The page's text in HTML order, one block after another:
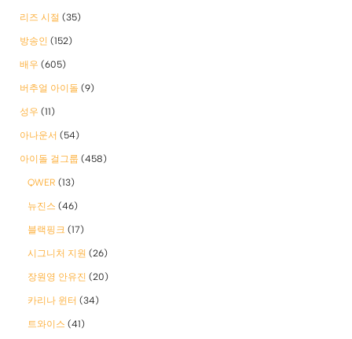
리즈 시절 (35)
방송인 (152)
배우 (605)
버추얼 아이돌 (9)
성우 (11)
아나운서 (54)
아이돌 걸그룹 (458)
QWER (13)
뉴진스 (46)
블랙핑크 (17)
시그니처 지원 (26)
장원영 안유진 (20)
카리나 윈터 (34)
트와이스 (41)